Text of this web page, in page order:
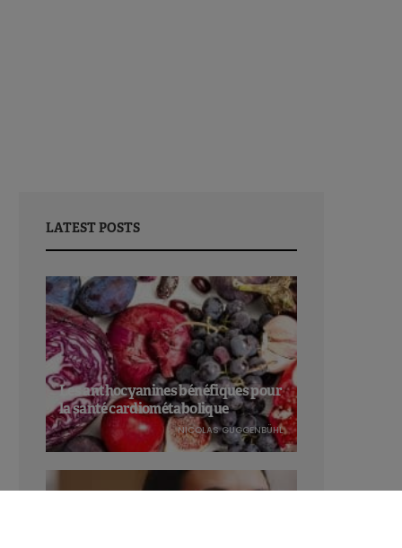
LATEST POSTS
Les anthocyanines bénéfiques pour
la santé cardiométabolique
NICOLAS GUGGENBÜHL